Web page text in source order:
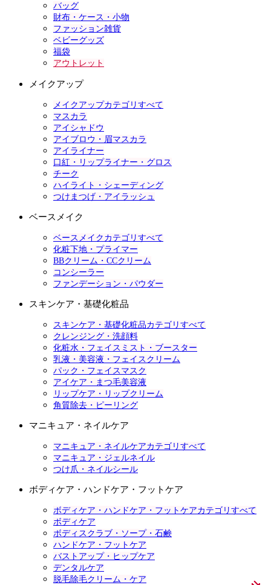
バッグ
財布・ケース・小物
ファッション雑貨
ベビーグッズ
福袋
アウトレット
メイクアップ
メイクアップカテゴリすべて
マスカラ
アイシャドウ
アイブロウ・眉マスカラ
アイライナー
口紅・リップライナー・グロス
チーク
ハイライト・シェーディング
つけまつげ・アイラッシュ
ベースメイク
ベースメイクカテゴリすべて
化粧下地・プライマー
BBクリーム・CCクリーム
コンシーラー
ファンデーション・パウダー
スキンケア・基礎化粧品
スキンケア・基礎化粧品カテゴリすべて
クレンジング・洗顔料
化粧水・フェイスミスト・ブースター
乳液・美容液・フェイスクリーム
パック・フェイスマスク
アイケア・まつ毛美容液
リップケア・リップクリーム
角質除去・ピーリング
マニキュア・ネイルケア
マニキュア・ネイルケアカテゴリすべて
マニキュア・ジェルネイル
つけ爪・ネイルシール
ボディケア・ハンドケア・フットケア
ボディケア・ハンドケア・フットケアカテゴリすべて
ボディケア
ボディスクラブ・ソープ・石鹸
ハンドケア・フットケア
バストアップ・ヒップケア
デンタルケア
脱毛除毛クリーム・ケア